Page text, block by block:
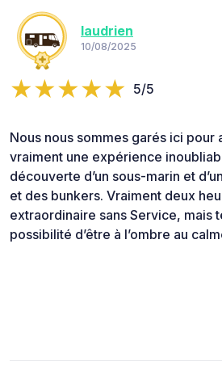
laudrien
10/08/2025
5/5
Nous nous sommes garés ici pour
vraiment une expérience
découverte d’un sous-marin et
et des bunkers. Vraiment deux
extraordinaire sans Service, mais
possibilité d’être à l’ombre au